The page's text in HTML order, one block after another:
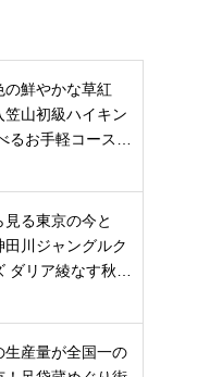
の鮮やかな草紅
笠山初級ハイキン
るお手軽コース…
見る東京の今と
田川ジャングルク
ダリア綾なす秋…
生産量が全国一の